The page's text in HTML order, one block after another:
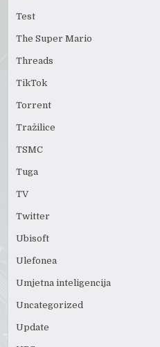
Test
The Super Mario
Threads
TikTok
Torrent
Tražilice
TSMC
Tuga
TV
Twitter
Ubisoft
Ulefonea
Umjetna inteligencija
Uncategorized
Update